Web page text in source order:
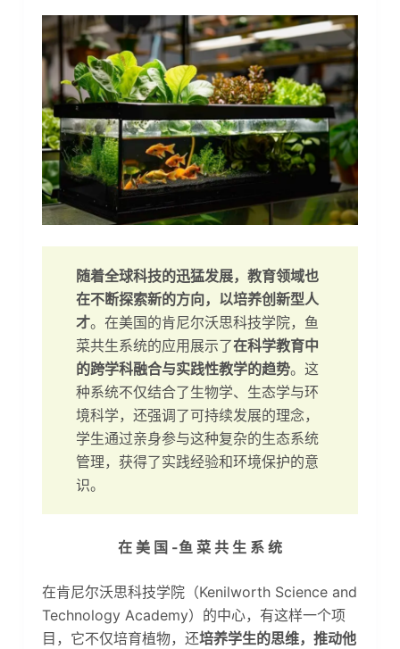
随着全球科技的迅猛发展，教育领域也
在不断探索新的方向，以培养创新型人
才。在美国的肯尼尔沃思科技学院，鱼
菜共生系统的应用展示了在科学教育中
的跨学科融合与实践性教学的趋势。这
种系统不仅结合了生物学、生态学与环
境科学，还强调了可持续发展的理念，
学生通过亲身参与这种复杂的生态系统
管理，获得了实践经验和环境保护的意
识。
在 美 国 -鱼 菜 共 生 系 统
在肯尼尔沃思科技学院（Kenilworth Science and
Technology Academy）的中心，有这样一个项
目，它不仅培育植物，还培养学生的思维，推动他